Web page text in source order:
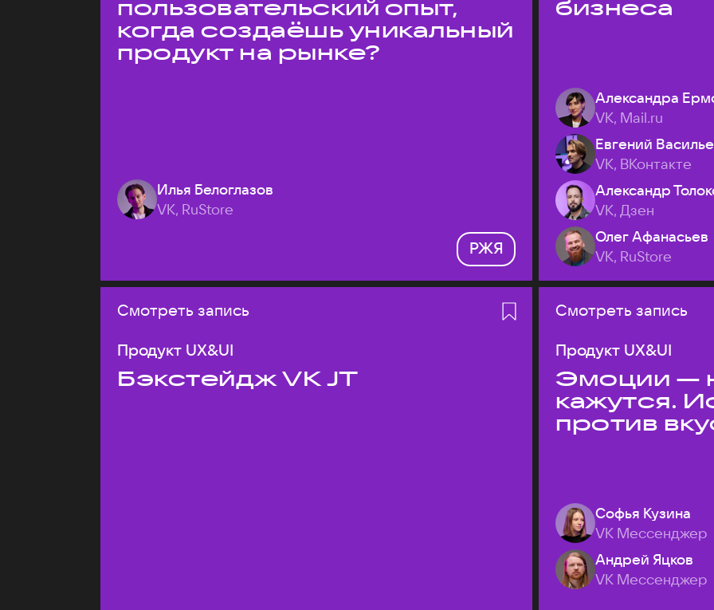
пользовательский опыт,
когда создаёшь уникальный
продукт на рынке?
Илья Белоглазов
VK, RuStore
РЖЯ
бизнеса
Александра
VK, Mail.ru
Евгений
VK, ВКонтакте
Александр
VK, Дзен
Олег Афанасьев
VK, RuStore
Смотреть запись
Продукт UX&UI
Бэкстейдж VK JT
Смотреть запись
Продукт UX&UI
Эмоции —
кажутся.
против
Софья Кузина
VK Мессенджер
Андрей Яцков
VK Мессенджер